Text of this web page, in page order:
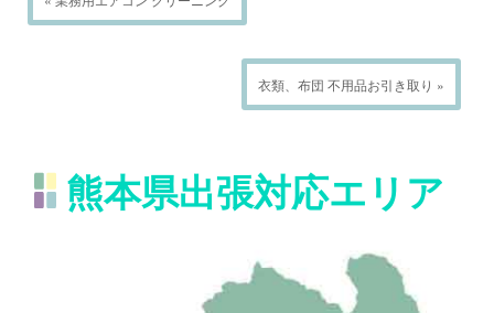
衣類、布団 不用品お引き取り »
熊本県出張対応エリア